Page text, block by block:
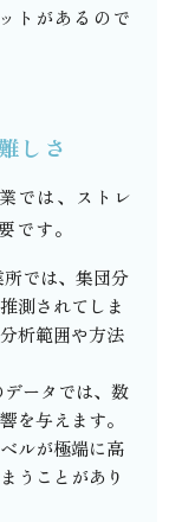
トがあるので
しさ
では、ストレ
です。
では、集団分
測されてしま
析範囲や方法
ータでは、数
を与えます。
ルが極端に高
うことがあり